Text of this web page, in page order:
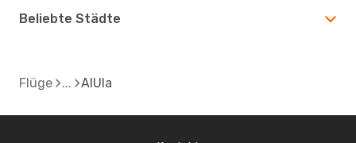
Beliebte Städte
Flüge AlUla